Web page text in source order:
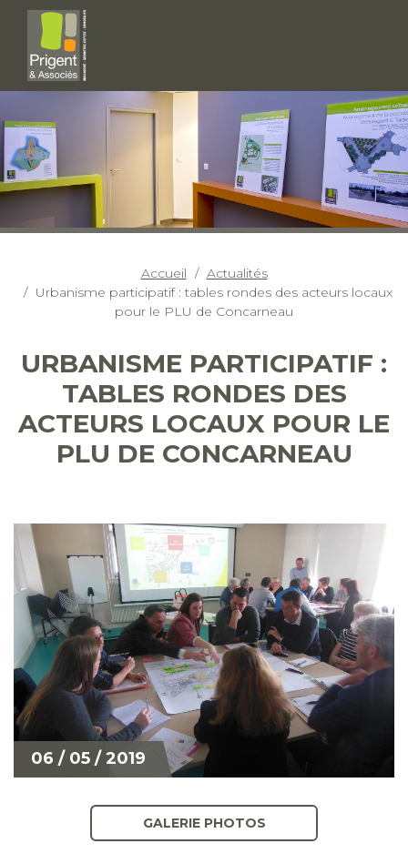
Accueil
Actualités
Urbanisme participatif : tables rondes des acteurs locaux
pour le PLU de Concarneau
URBANISME PARTICIPATIF :
TABLES RONDES DES
ACTEURS LOCAUX POUR LE
PLU DE CONCARNEAU
06 / 05 / 2019
GALERIE PHOTOS